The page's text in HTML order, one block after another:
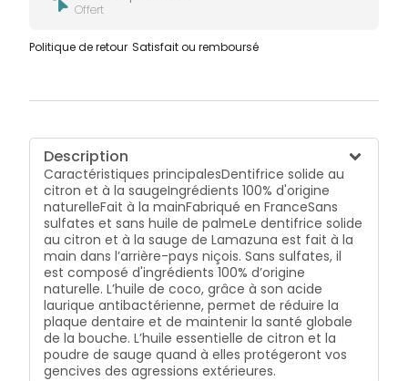
Offert
Politique de retour Satisfait ou remboursé
Description
Caractéristiques principalesDentifrice solide au
citron et à la saugeIngrédients 100% d'origine
naturelleFait à la mainFabriqué en FranceSans
sulfates et sans huile de palmeLe dentifrice solide
au citron et à la sauge de Lamazuna est fait à la
main dans l’arrière-pays niçois. Sans sulfates, il
est composé d'ingrédients 100% d’origine
naturelle. L’huile de coco, grâce à son acide
laurique antibactérienne, permet de réduire la
plaque dentaire et de maintenir la santé globale
de la bouche. L’huile essentielle de citron et la
poudre de sauge quand à elles protégeront vos
gencives des agressions extérieures.